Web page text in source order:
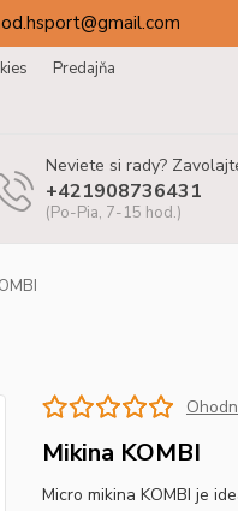
Predajňa
Neviete si rady?
+421908736431
(Po-Pia, 7-15 hod.)
Mikina KOMBI
Micro mikina KOMBI je